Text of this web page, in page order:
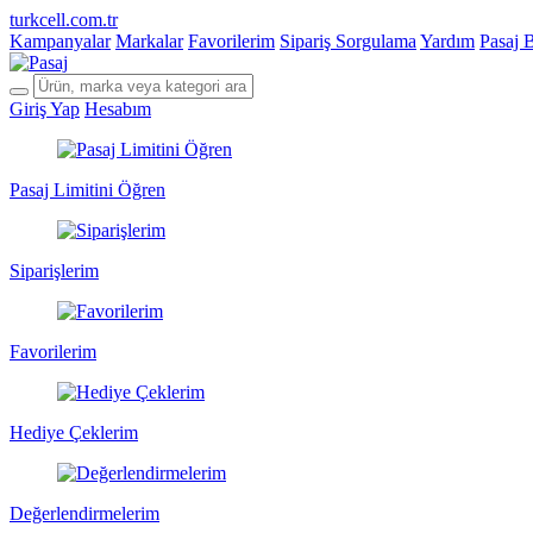
turkcell.com.tr
Kampanyalar Markalar Favorilerim Sipariş Sorgulama Yardım Pasaj
Giriş Yap Hesabım
Pasaj Limitini Öğren
Siparişlerim
Favorilerim
Hediye Çeklerim
Değerlendirmelerim